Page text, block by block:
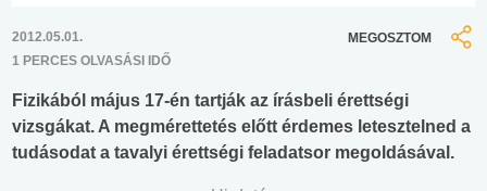
2012.05.01.
1 PERCES OLVASÁSI IDŐ
MEGOSZTOM
Fizikából május 17-én tartják az írásbeli érettségi
vizsgákat. A megmérettetés előtt érdemes letesztelned a
tudásodat a tavalyi érettségi feladatsor megoldásával.